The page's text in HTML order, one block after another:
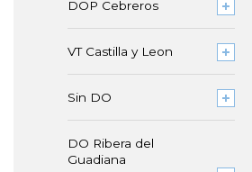
DOP Cebreros
VT Castilla y Leon
Sin DO
DO Ribera del
Guadiana